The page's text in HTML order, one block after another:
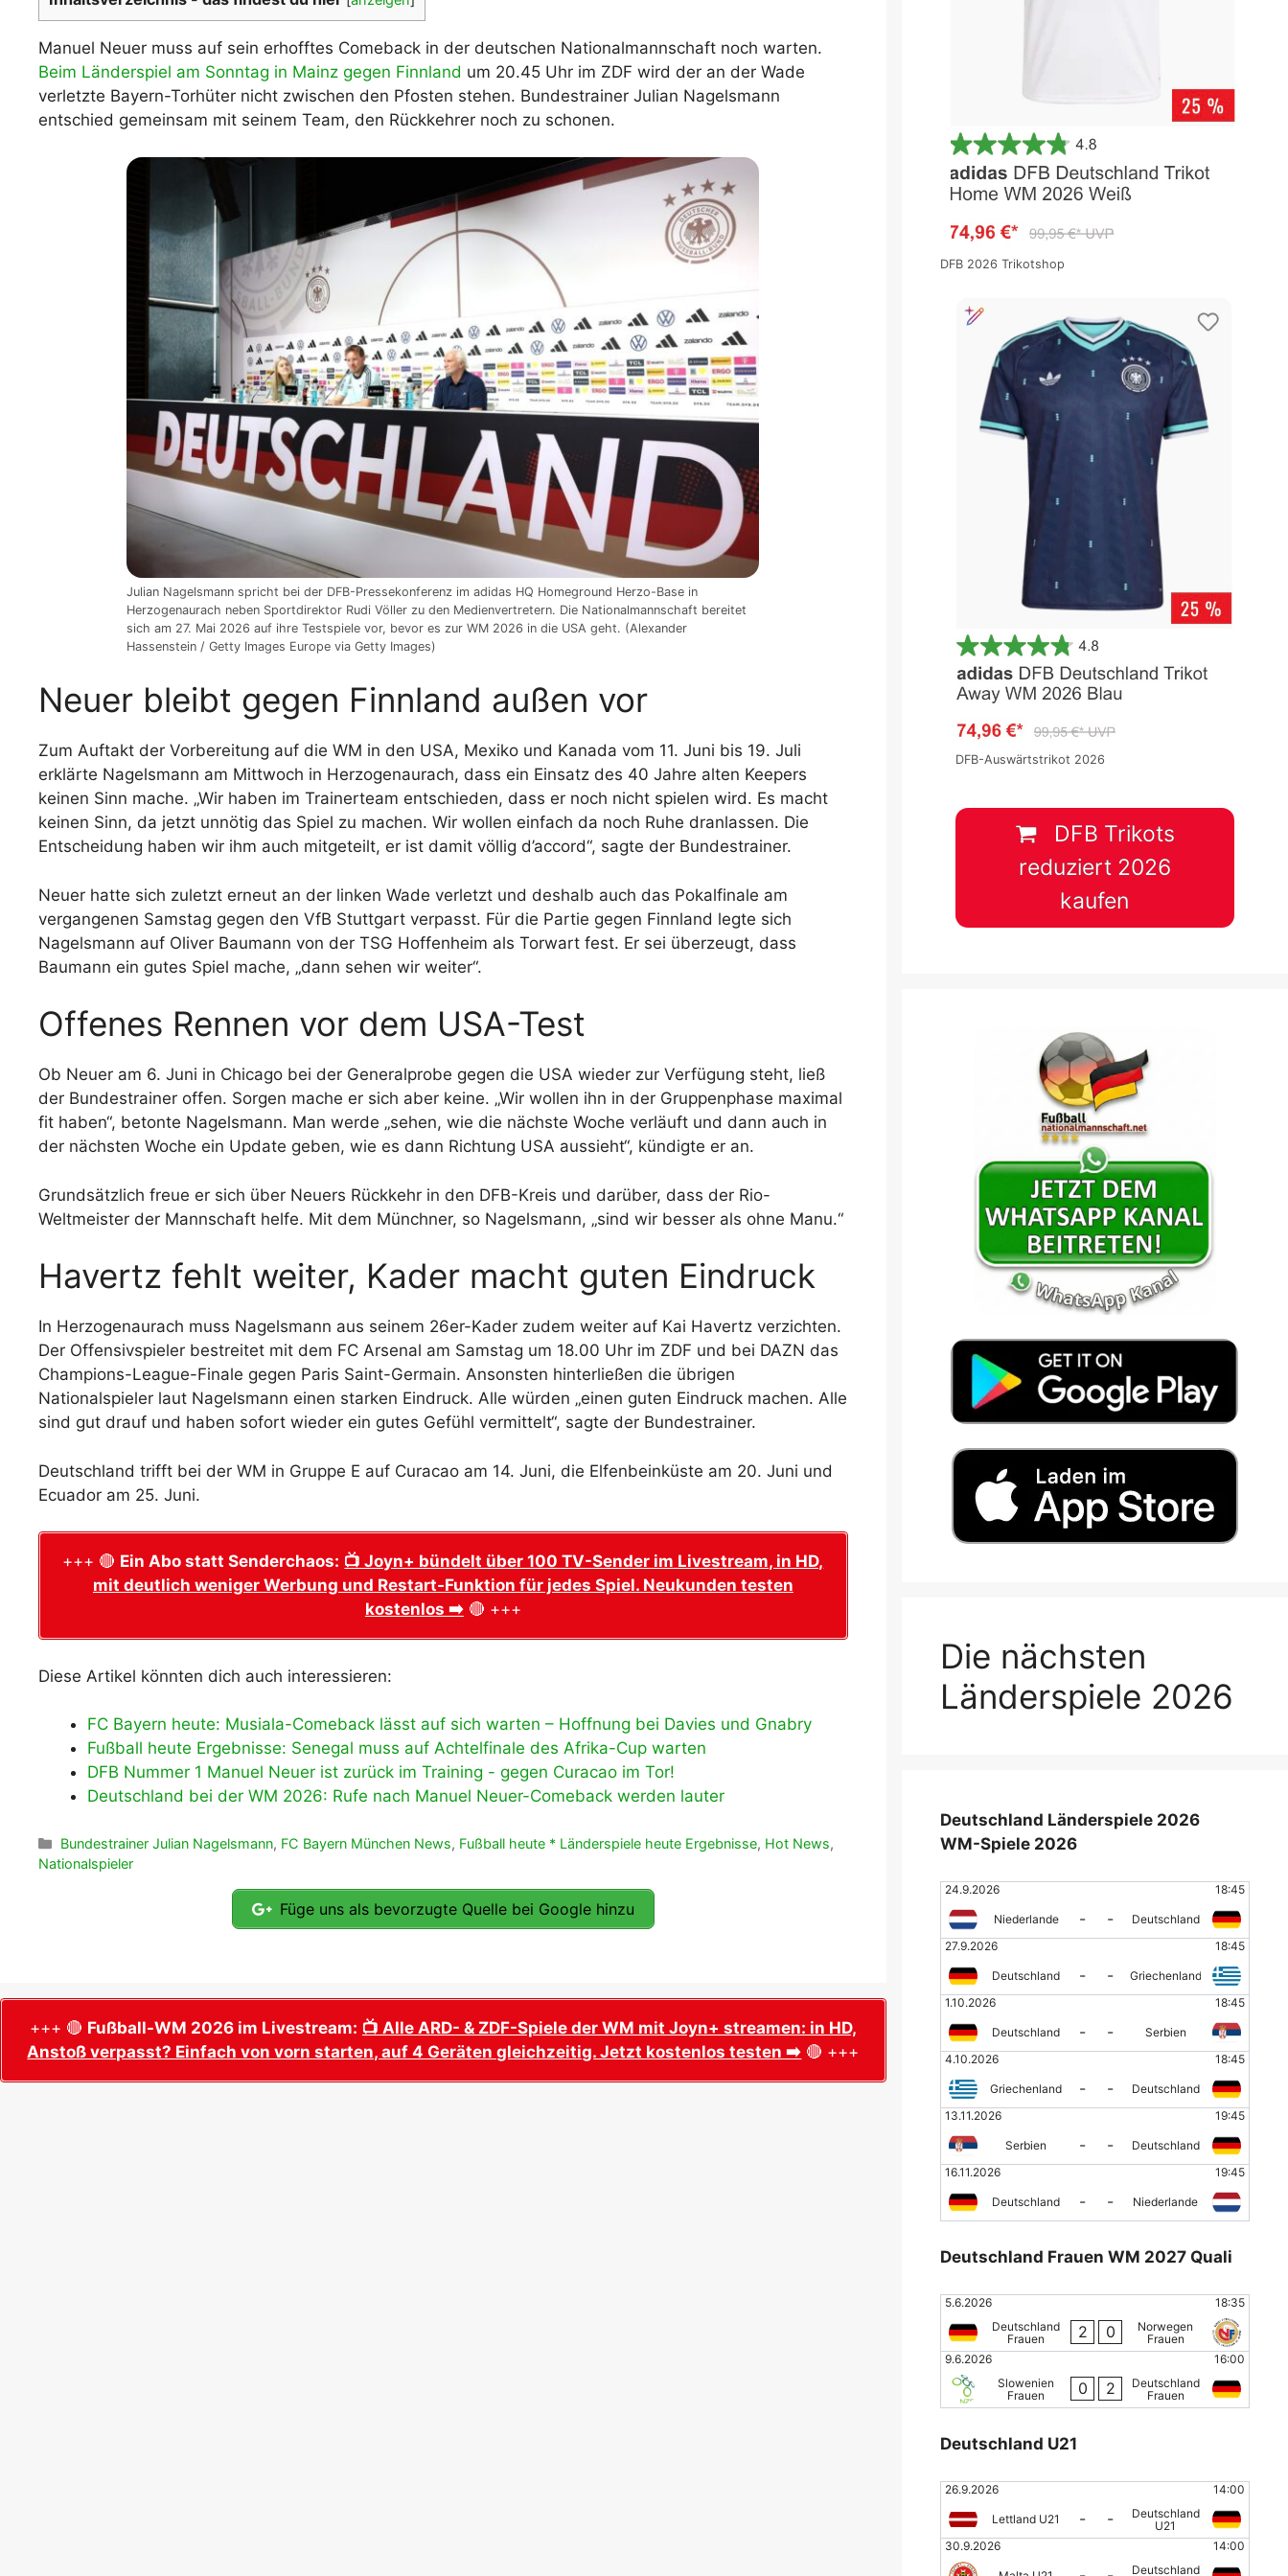
WM 2026 Spielplan Excel – kostenlos
downloaden & automatisch ausfüllen
Manuel Neuer muss auf sein erhofftes Comeback in der deutschen Nationalmannschaft noch warten.
Beim Länderspiel am Sonntag in Mainz gegen Finnland um 20.45 Uhr im ZDF wird der an der Wade
verletzte Bayern-Torhüter nicht zwischen den Pfosten stehen. Bundestrainer Julian Nagelsmann
entschied gemeinsam mit seinem Team, den Rückkehrer noch zu schonen.
Julian Nagelsmann spricht bei der DFB-Pressekonferenz im adidas HQ Homeground Herzo-Base in
Herzogenaurach neben Sportdirektor Rudi Völler zu den Medienvertretern. Die Nationalmannschaft bereitet
sich am 27. Mai 2026 auf ihre Testspiele vor, bevor es zur WM 2026 in die USA geht. (Alexander
Hassenstein / Getty Images Europe via Getty Images)
Neuer bleibt gegen Finnland außen vor
Zum Auftakt der Vorbereitung auf die WM in den USA, Mexiko und Kanada vom 11. Juni bis 19. Juli
erklärte Nagelsmann am Mittwoch in Herzogenaurach, dass ein Einsatz des 40 Jahre alten Keepers
keinen Sinn mache. „Wir haben im Trainerteam entschieden, dass er noch nicht spielen wird. Es macht
keinen Sinn, da jetzt unnötig das Spiel zu machen. Wir wollen einfach da noch Ruhe dranlassen. Die
Entscheidung haben wir ihm auch mitgeteilt, er ist damit völlig d’accord“, sagte der Bundestrainer.
Neuer hatte sich zuletzt erneut an der linken Wade verletzt und deshalb auch das Pokalfinale am
vergangenen Samstag gegen den VfB Stuttgart verpasst. Für die Partie gegen Finnland legte sich
Nagelsmann auf Oliver Baumann von der TSG Hoffenheim als Torwart fest. Er sei überzeugt, dass
Baumann ein gutes Spiel mache, „dann sehen wir weiter“.
Offenes Rennen vor dem USA-Test
Ob Neuer am 6. Juni in Chicago bei der Generalprobe gegen die USA wieder zur Verfügung steht, ließ
der Bundestrainer offen. Sorgen mache er sich aber keine. „Wir wollen ihn in der Gruppenphase maximal
fit haben“, betonte Nagelsmann. Man werde „sehen, wie die nächste Woche verläuft und dann auch in
der nächsten Woche ein Update geben, wie es dann Richtung USA aussieht“, kündigte er an.
Grundsätzlich freue er sich über Neuers Rückkehr in den DFB-Kreis und darüber, dass der Rio-
Weltmeister der Mannschaft helfe. Mit dem Münchner, so Nagelsmann, „sind wir besser als ohne Manu.“
Havertz fehlt weiter, Kader macht guten Eindruck
In Herzogenaurach muss Nagelsmann aus seinem 26er-Kader zudem weiter auf Kai Havertz verzichten.
Der Offensivspieler bestreitet mit dem FC Arsenal am Samstag um 18.00 Uhr im ZDF und bei DAZN das
Champions-League-Finale gegen Paris Saint-Germain. Ansonsten hinterließen die übrigen
Nationalspieler laut Nagelsmann einen starken Eindruck. Alle würden „einen guten Eindruck machen. Alle
sind gut drauf und haben sofort wieder ein gutes Gefühl vermittelt“, sagte der Bundestrainer.
Deutschland trifft bei der WM in Gruppe E auf Curacao am 14. Juni, die Elfenbeinküste am 20. Juni und
Ecuador am 25. Juni.
+++ 🔴 Ein Abo statt Senderchaos: 📺 Joyn+ bündelt über 100 TV-Sender im Livestream, in HD,
mit deutlich weniger Werbung und Restart-Funktion für jedes Spiel. Neukunden testen
kostenlos ➡️🔴 +++
Diese Artikel könnten dich auch interessieren:
FC Bayern heute: Musiala-Comeback lässt auf sich warten – Hoffnung bei Davies und Gnabry
Fußball heute Ergebnisse: Senegal muss auf Achtelfinale des Afrika-Cup warten
DFB Nummer 1 Manuel Neuer ist zurück im Training - gegen Curacao im Tor!
Deutschland bei der WM 2026: Rufe nach Manuel Neuer-Comeback werden lauter
Kategorien
Bundestrainer Julian Nagelsmann, FC Bayern München News, Fußball heute * Länderspiele heute Ergebnisse, Hot News,
Nationalspieler
Füge uns als bevorzugte Quelle bei Google hinzu
+++ 🔴 Fußball-WM 2026 im Livestream: 📺 Alle ARD- & ZDF-Spiele der WM mit Joyn+ streamen: in HD,
Anstoß verpasst? Einfach von vorn starten, auf 4 Geräten gleichzeitig. Jetzt kostenlos testen ➡️ 🔴 +++
DFB 2026 Trikotshop
DFB-Auswärtstrikot 2026
DFB Trikots
reduziert 2026
kaufen
Die nächsten
Länderspiele 2026
Deutschland Länderspiele 2026
WM-Spiele 2026
24.9.2026 18:45
Niederlande - -
Deutschland
27.9.2026
18:45
Deutschland - -
Griechenland
1.10.2026
18:45
Deutschland - -
Serbien
4.10.2026
18:45
Griechenland - -
Deutschland
13.11.2026
19:45
Serbien - -
Deutschland
16.11.2026
19:45
Deutschland - - Niederlande
Deutschland Frauen WM 2027 Quali
5.6.2026
18:35
Deutschland
Frauen
2 0
Norwegen
Frauen
9.6.2026
16:00
Slowenien
Frauen
0 2
Deutschland
Frauen
Deutschland U21
26.9.2026 14:00
Lettland U21 - -
Deutschland
U21
30.9.2026
14:00
Deutschland